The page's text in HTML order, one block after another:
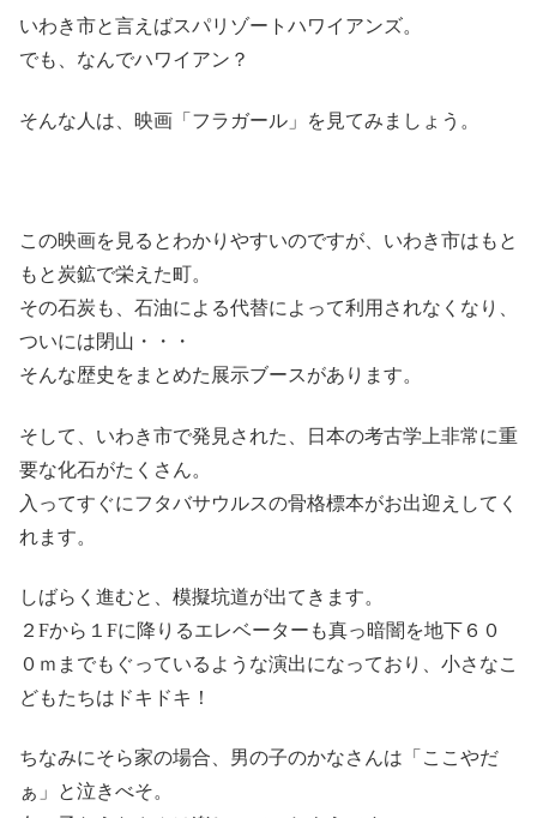
いわき市と言えばスパリゾートハワイアンズ。
でも、なんでハワイアン？
そんな人は、映画「フラガール」を見てみましょう。
この映画を見るとわかりやすいのですが、いわき市はもと
もと炭鉱で栄えた町。
その石炭も、石油による代替によって利用されなくなり、
ついには閉山・・・
そんな歴史をまとめた展示ブースがあります。
そして、いわき市で発見された、日本の考古学上非常に重
要な化石がたくさん。
入ってすぐにフタバサウルスの骨格標本がお出迎えしてく
れます。
しばらく進むと、模擬坑道が出てきます。
２Fから１Fに降りるエレベーターも真っ暗闇を地下６０
０ｍまでもぐっているような演出になっており、小さなこ
どもたちはドキドキ！
ちなみにそら家の場合、男の子のかなさんは「ここやだ
ぁ」と泣きべそ。